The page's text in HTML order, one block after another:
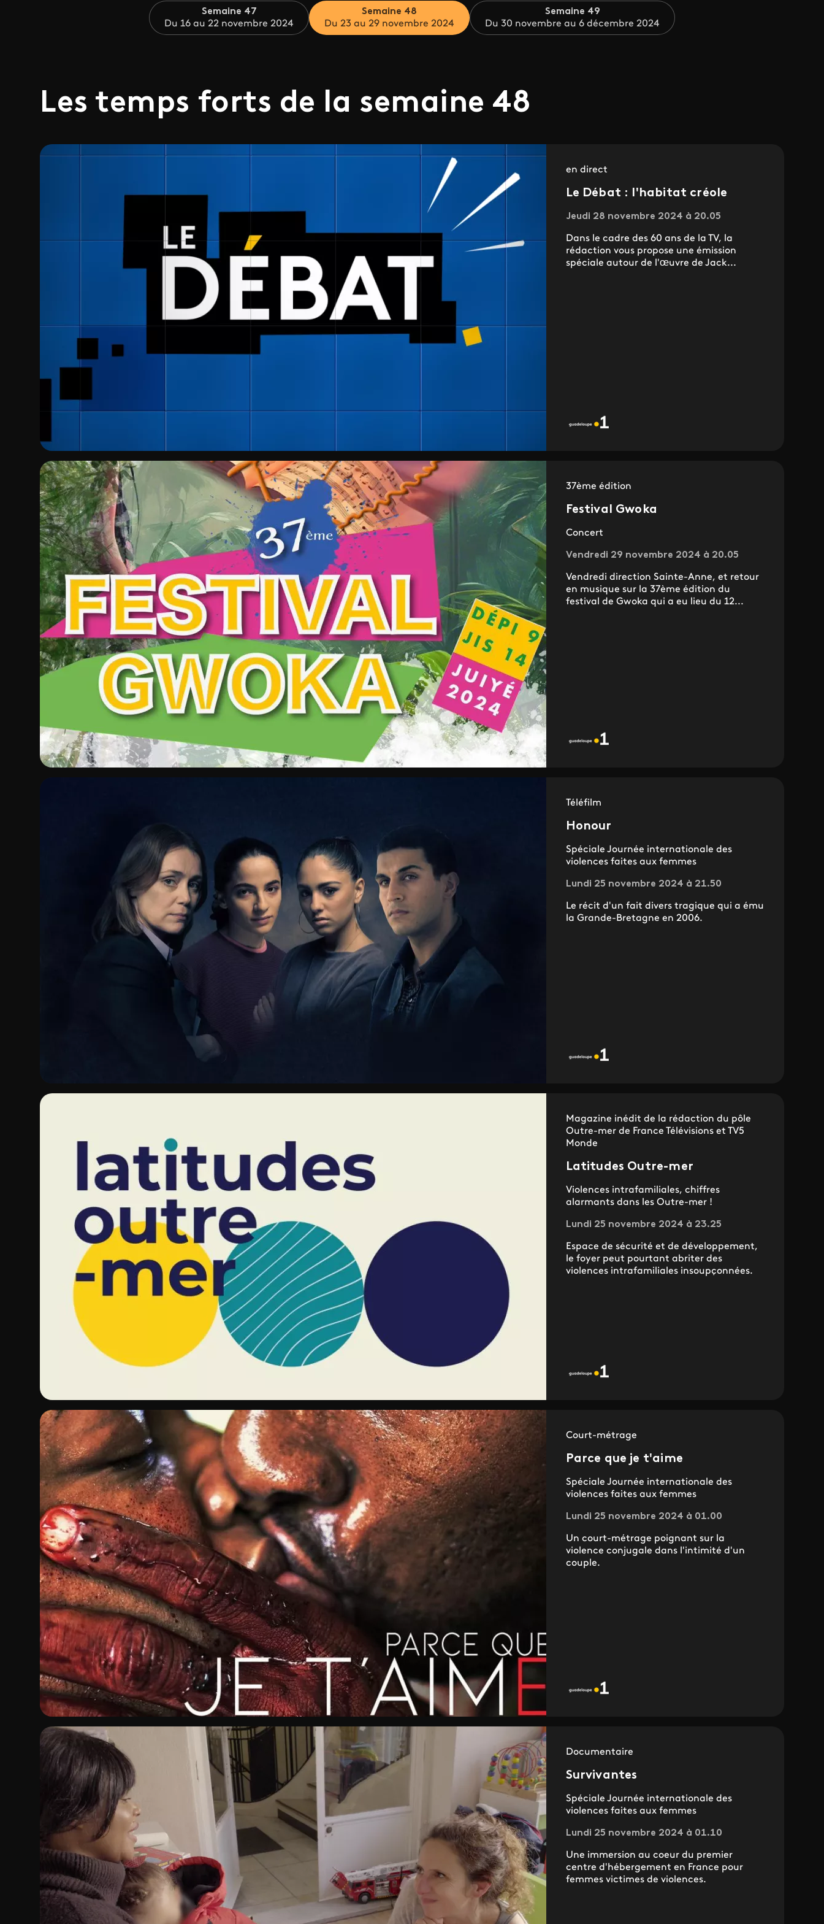
Semaine 47
Du 16 au 22 novembre 2024
Semaine 48
Du 23 au 29 novembre 2024
Semaine 49
Du 30 novembre au 6 décembre 2024
Les temps forts de la semaine 48
en direct
Le Débat : l'habitat créole
Jeudi 28 novembre 2024 à 20.05
Dans le cadre des 60 ans de la TV, la
rédaction vous propose une émission
spéciale autour de l'œuvre de Jack...
37ème édition
Festival Gwoka
Concert
Vendredi 29 novembre 2024 à 20.05
Vendredi direction Sainte-Anne, et retour
en musique sur la 37ème édition du
festival de Gwoka qui a eu lieu du 12...
Téléfilm
Honour
Spéciale Journée internationale des
violences faites aux femmes
Lundi 25 novembre 2024 à 21.50
Le récit d'un fait divers tragique qui a ému
la Grande-Bretagne en 2006.
Magazine inédit de la rédaction du pôle
Outre-mer de France Télévisions et TV5
Monde
Latitudes Outre-mer
Violences intrafamiliales, chiffres
alarmants dans les Outre-mer !
Lundi 25 novembre 2024 à 23.25
Espace de sécurité et de développement,
le foyer peut pourtant abriter des
violences intrafamiliales insoupçonnées.
Court-métrage
Parce que je t'aime
Spéciale Journée internationale des
violences faites aux femmes
Lundi 25 novembre 2024 à 01.00
Un court-métrage poignant sur la
violence conjugale dans l'intimité d'un
couple.
Documentaire
Survivantes
Spéciale Journée internationale des
violences faites aux femmes
Lundi 25 novembre 2024 à 01.10
Une immersion au coeur du premier
centre d'hébergement en France pour
femmes victimes de violences.